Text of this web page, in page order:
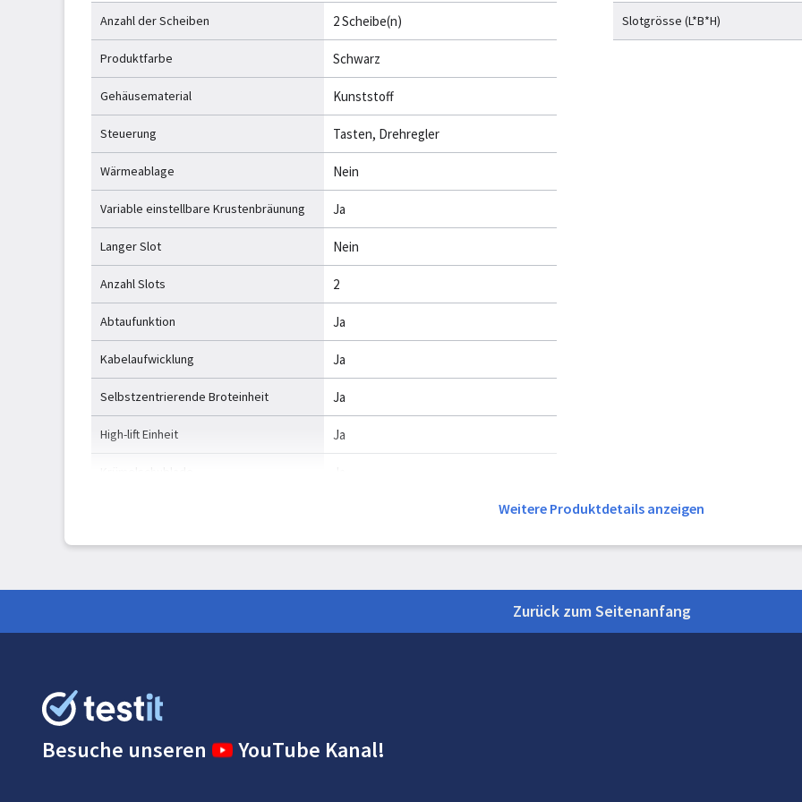
Anzahl der Scheiben 2 Scheibe(n)
Produktfarbe Schwarz
Gehäusematerial Kunststoff
Steuerung Tasten, Drehregler
Wärmeablage Nein
Variable einstellbare Krustenbräunung Ja
Langer Slot Nein
Anzahl Slots 2
Abtaufunktion Ja
Kabelaufwicklung Ja
Selbstzentrierende Broteinheit Ja
High-lift Einheit Ja
Verpackungstiefe 232 mm
Paketgewicht
Slotgrösse (L*B*H)
Weitere Produktdetails anzeigen
Zurück zum Seitenanfang
Besuche unseren YouTube Kanal!